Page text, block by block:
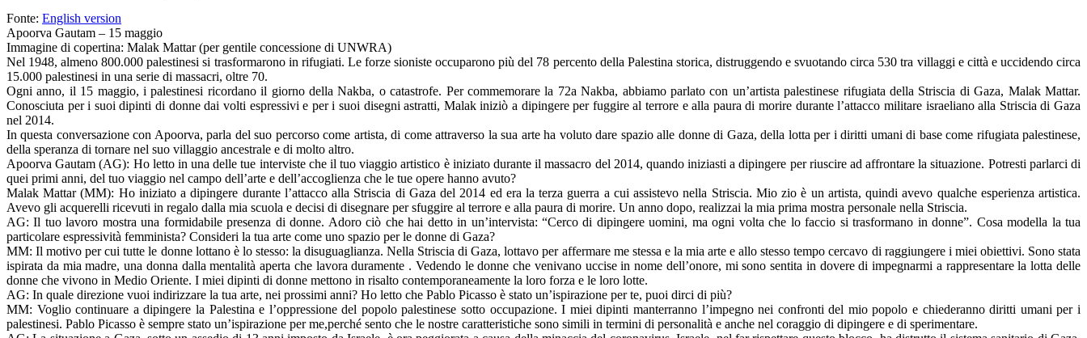
Fonte: English version
Apoorva Gautam – 15 maggio
Immagine di copertina: Malak Mattar (per gentile concessione di UNWRA)
Nel 1948, almeno 800.000 palestinesi si trasformarono in rifugiati. Le forze sioniste occuparono più del 78 percento della Palestina storica, distruggendo e svuotando circa 530 tra villaggi e città e uccidendo circa
15.000 palestinesi in una serie di massacri, oltre 70.
Ogni anno, il 15 maggio, i palestinesi ricordano il giorno della Nakba, o catastrofe. Per commemorare la 72a Nakba, abbiamo parlato con un’artista palestinese rifugiata della Striscia di Gaza, Malak Mattar.
Conosciuta per i suoi dipinti di donne dai volti espressivi e per i suoi disegni astratti, Malak iniziò a dipingere per fuggire al terrore e alla paura di morire durante l’attacco militare israeliano alla Striscia di Gaza
nel 2014.
In questa conversazione con Apoorva, parla del suo percorso come artista, di come attraverso la sua arte ha voluto dare spazio alle donne di Gaza, della lotta per i diritti umani di base come rifugiata palestinese,
della speranza di tornare nel suo villaggio ancestrale e di molto altro.
Apoorva Gautam (AG): Ho letto in una delle tue interviste che il tuo viaggio artistico è iniziato durante il massacro del 2014, quando iniziasti a dipingere per riuscire ad affrontare la situazione. Potresti parlarci di
quei primi anni, del tuo viaggio nel campo dell’arte e dell’accoglienza che le tue opere hanno avuto?
Malak Mattar (MM): Ho iniziato a dipingere durante l’attacco alla Striscia di Gaza del 2014 ed era la terza guerra a cui assistevo nella Striscia. Mio zio è un artista, quindi avevo qualche esperienza artistica.
Avevo gli acquerelli ricevuti in regalo dalla mia scuola e decisi di disegnare per sfuggire al terrore e alla paura di morire. Un anno dopo, realizzai la mia prima mostra personale nella Striscia.
AG: Il tuo lavoro mostra una formidabile presenza di donne. Adoro ciò che hai detto in un’intervista: “Cerco di dipingere uomini, ma ogni volta che lo faccio si trasformano in donne”. Cosa modella la tua
particolare espressività femminista? Consideri la tua arte come uno spazio per le donne di Gaza?
MM: Il motivo per cui tutte le donne lottano è lo stesso: la disuguaglianza. Nella Striscia di Gaza, lottavo per affermare me stessa e la mia arte e allo stesso tempo cercavo di raggiungere i miei obiettivi. Sono stata
ispirata da mia madre, una donna dalla mentalità aperta che lavora duramente . Vedendo le donne che venivano uccise in nome dell’onore, mi sono sentita in dovere di impegnarmi a rappresentare la lotta delle
donne che vivono in Medio Oriente. I miei dipinti di donne mettono in risalto contemporaneamente la loro forza e le loro lotte.
AG: In quale direzione vuoi indirizzare la tua arte, nei prossimi anni? Ho letto che Pablo Picasso è stato un’ispirazione per te, puoi dirci di più?
MM: Voglio continuare a dipingere la Palestina e l’oppressione del popolo palestinese sotto occupazione. I miei dipinti manterranno l’impegno nei confronti del mio popolo e chiederanno diritti umani per i
palestinesi. Pablo Picasso è sempre stato un’ispirazione per me,perché sento che le nostre caratteristiche sono simili in termini di personalità e anche nel coraggio di dipingere e di sperimentare.